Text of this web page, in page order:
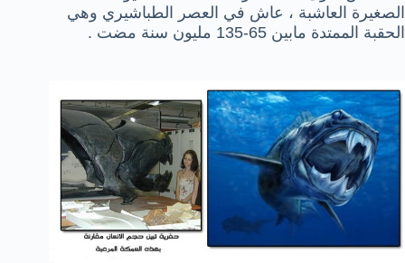
الصغيرة العاشبة ، عاش في العصر الطباشيري وهي
الحقبة الممتدة مابين 65-135 مليون سنة مضت .